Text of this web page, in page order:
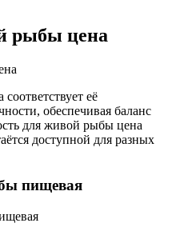
рыбы цена
её
обеспечивая баланс
для живой рыбы цена
доступной для разных
пищевая